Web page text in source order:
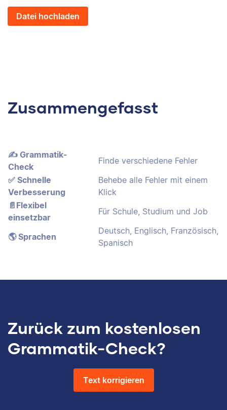
Datei hochladen
Zusammengefasst
✍️ Grammatik-
Check
Finde verschiedene Fehler
✅ Schnelle
Verbesserung
Behebe alle Fehler mit einem
Klick
📄Flexibel
einsetzbar
Für Schule, Studium und Job
🌎 Sprachen
Deutsch, Englisch, Französisch,
Spanisch
Zurück zum kostenlosen
Grammatik-Check?
Text korrigieren